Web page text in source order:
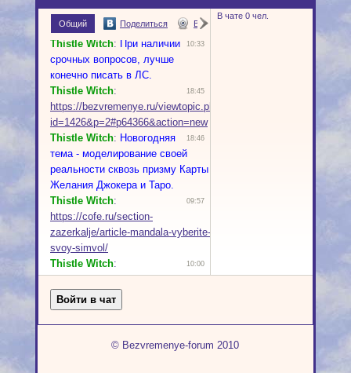
© Bezvremenye-forum 2010